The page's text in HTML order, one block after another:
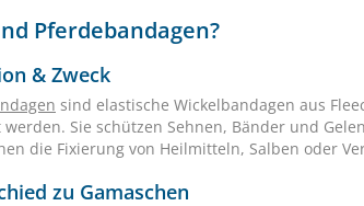
Pferdebandagen?
& Zweck
sind elastische Wickelbandagen aus
werden. Sie schützen Sehnen, Bänder und
die Fixierung von Heilmitteln, Salben oder
zu Gamaschen